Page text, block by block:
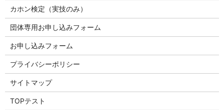
カホン検定（実技のみ）
団体専用お申し込みフォーム
お申し込みフォーム
プライバシーポリシー
サイトマップ
TOPテスト